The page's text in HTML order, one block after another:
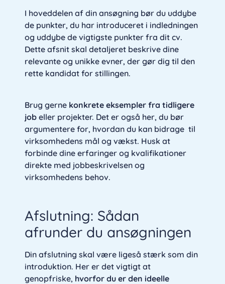
I hoveddelen af din ansøgning bør du uddybe
de punkter, du har introduceret i indledningen
og uddybe de vigtigste punkter fra dit cv.
Dette afsnit skal detaljeret beskrive dine
relevante og unikke evner, der gør dig til den
rette kandidat for stillingen.
Brug gerne konkrete eksempler fra tidligere
job eller projekter. Det er også her, du bør
argumentere for, hvordan du kan bidrage til
virksomhedens mål og vækst. Husk at
forbinde dine erfaringer og kvalifikationer
direkte med jobbeskrivelsen og
virksomhedens behov.
Afslutning: Sådan
afrunder du ansøgningen
Din afslutning skal være ligeså stærk som din
introduktion. Her er det vigtigt at
genopfriske, hvorfor du er den ideelle